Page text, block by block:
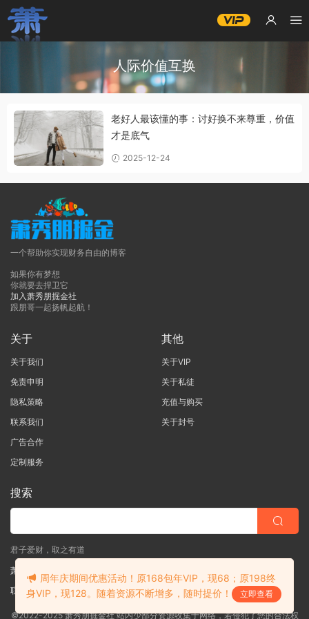
人际价值互换
老好人最该懂的事：讨好换不来尊重，价值
才是底气
2025-12-24
一个帮助你实现财务自由的博客
如果你有梦想
你就要去捍卫它
加入萧秀朋掘金社
跟朋哥一起扬帆起航！
关于
关于我们
免责申明
隐私策略
联系我们
广告合作
定制服务
其他
关于VIP
关于私徒
充值与购买
关于封号
搜索
君子爱财，取之有道
萧秀朋掘金社
联系客服(说明需求，勿问在否)
©2022-2025 萧秀朋掘金社 站内少部分资源收集于网络，若侵犯了您的合法权
周年庆期间优惠活动！原168包年VIP，现68；原198终
身VIP，现128。随着资源不断增多，随时提价！
立即查看